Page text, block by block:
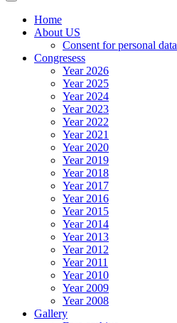
Home
About US
Consent for personal
Congresess
Year 2026
Year 2025
Year 2024
Year 2023
Year 2022
Year 2021
Year 2020
Year 2019
Year 2018
Year 2017
Year 2016
Year 2015
Year 2014
Year 2013
Year 2012
Year 2011
Year 2010
Year 2009
Year 2008
Gallery